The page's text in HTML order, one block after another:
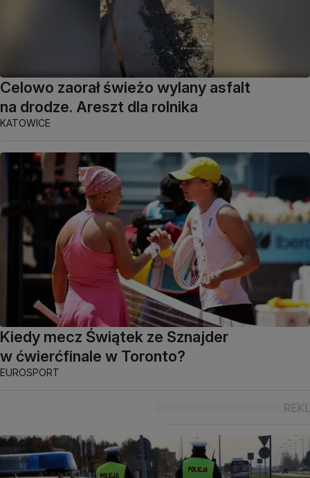
Celowo zaorał świeżo wylany asfalt
na drodze. Areszt dla rolnika
KATOWICE
Kiedy mecz Świątek ze Sznajder
w ćwierćfinale w Toronto?
EUROSPORT